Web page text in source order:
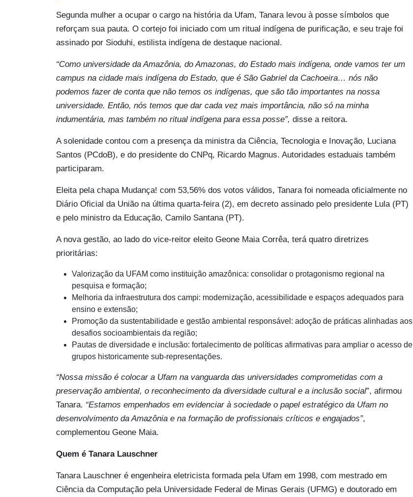
Segunda mulher a ocupar o cargo na história da Ufam, Tanara levou à posse símbolos que
reforçam sua pauta. O cortejo foi iniciado com um ritual indígena de purificação, e seu traje foi
assinado por Sioduhi, estilista indígena de destaque nacional.
“Como universidade da Amazônia, do Amazonas, do Estado mais indígena, onde vamos ter um
campus na cidade mais indígena do Estado, que é São Gabriel da Cachoeira… nós não
podemos fazer de conta que não temos os indígenas, que são tão importantes na nossa
universidade. Então, nós temos que dar cada vez mais importância, não só na minha
indumentária, mas também no ritual indígena para essa posse”, disse a reitora.
A solenidade contou com a presença da ministra da Ciência, Tecnologia e Inovação, Luciana
Santos (PCdoB), e do presidente do CNPq, Ricardo Magnus. Autoridades estaduais também
participaram.
Eleita pela chapa Mudança! com 53,56% dos votos válidos, Tanara foi nomeada oficialmente no
Diário Oficial da União na última quarta-feira (2), em decreto assinado pelo presidente Lula (PT)
e pelo ministro da Educação, Camilo Santana (PT).
A nova gestão, ao lado do vice-reitor eleito Geone Maia Corrêa, terá quatro diretrizes
prioritárias:
Valorização da UFAM como instituição amazônica: consolidar o protagonismo regional na
pesquisa e formação;
Melhoria da infraestrutura dos campi: modernização, acessibilidade e espaços adequados para
ensino e extensão;
Promoção da sustentabilidade e gestão ambiental responsável: adoção de práticas alinhadas aos
desafios socioambientais da região;
Pautas de diversidade e inclusão: fortalecimento de políticas afirmativas para ampliar o acesso de
grupos historicamente sub-representações.
“Nossa missão é colocar a Ufam na vanguarda das universidades comprometidas com a
preservação ambiental, o reconhecimento da diversidade cultural e a inclusão social”, afirmou
Tanara. “Estamos empenhados em evidenciar à sociedade o papel estratégico da Ufam no
desenvolvimento da Amazônia e na formação de profissionais críticos e engajados”,
complementou Geone Maia.
Quem é Tanara Lauschner
Tanara Lauschner é engenheira eletricista formada pela Ufam em 1998, com mestrado em
Ciência da Computação pela Universidade Federal de Minas Gerais (UFMG) e doutorado em